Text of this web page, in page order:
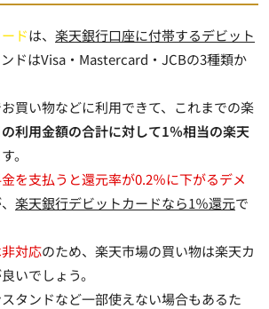
ドは、 楽天銀行口座に付帯するデビット
ドはVisa・Mastercard・JCBの3種類か
買い物などに利用できて、これまでの楽
利用金額の合計に対して1％相当の楽天
。
を支払うと還元率が0.2％に下がるデメ
楽天銀行デビットカードなら1％還元で
対応のため、楽天市場の買い物は楽天カ
いでしょう。
タンドなど一部使えない場合もあるた